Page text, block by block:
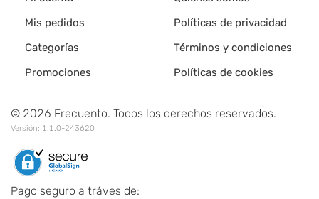
Mis pedidos
Categorías
Promociones
Políticas de privacidad
Términos y condiciones
Políticas de cookies
© 2026 Frecuento. Todos los derechos reservados.
Versión: 1.1.0-243620
Pago seguro a tráves de: